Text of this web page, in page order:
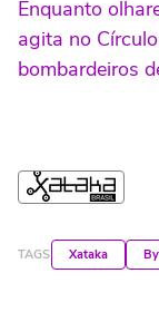
Enquanto
agita no
bombardeiros
TAGS Xataka